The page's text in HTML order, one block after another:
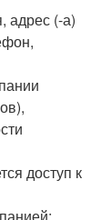
адрес (-а)
доступ к